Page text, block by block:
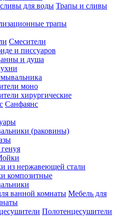
Трапы и сливы
трапы
Смесители
и писсуаров
и душа
моно
хирургические
Санфаянс
(раковины)
из нержавеющей стали
композитные
Мебель для
Полотенцесушители